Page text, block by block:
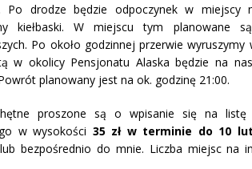
Po drodze będzie odpoczynek w
kiełbaski. W miejscu tym planowane
Po około godzinnej przerwie
w okolicy Pensjonatu Alaska będzie na
planowany jest na ok. godzinę 21:00.
proszone są o wpisanie się na listę
w wysokości 35 zł w terminie do 10
bezpośrednio do mnie. Liczba miejsc na